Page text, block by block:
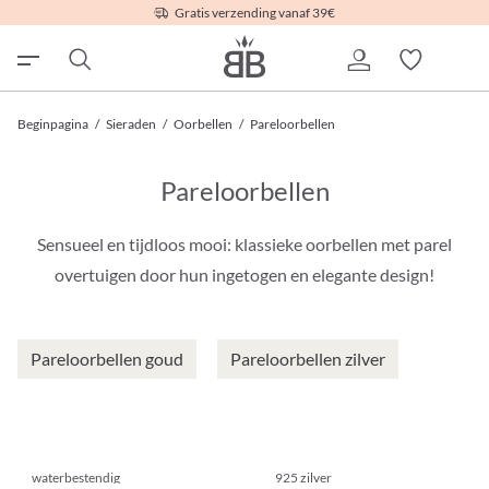
Gratis verzending vanaf 39€
Beginpagina / Sieraden / Oorbellen / Pareloorbellen
Pareloorbellen
Sensueel en tijdloos mooi: klassieke oorbellen met parel
overtuigen door hun ingetogen en elegante design!
Pareloorbellen goud Pareloorbellen zilver
waterbestendig 925 zilver